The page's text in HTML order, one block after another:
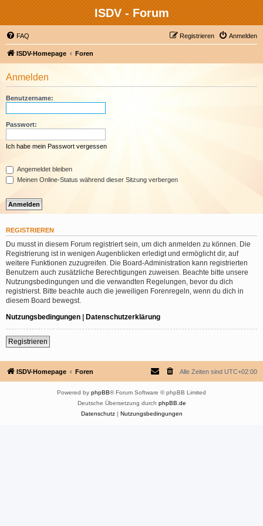
ISDV - Forum
FAQ Anmelden
Registrieren
ISDV-Homepage Foren
Anmelden
Benutzername:
Passwort:
Ich habe mein Passwort vergessen
Angemeldet bleiben
Meinen Online-Status während dieser Sitzung verbergen
REGISTRIEREN
Du musst in diesem Forum registriert sein, um dich anmelden zu können. Die
Registrierung ist in wenigen Augenblicken erledigt und ermöglicht dir, auf
weitere Funktionen zuzugreifen. Die Board-Administration kann registrierten
Benutzern auch zusätzliche Berechtigungen zuweisen. Beachte bitte unsere
Nutzungsbedingungen und die verwandten Regelungen, bevor du dich
registrierst. Bitte beachte auch die jeweiligen Forenregeln, wenn du dich in
diesem Board bewegst.
Nutzungsbedingungen | Datenschutzerklärung
Registrieren
ISDV-Homepage Foren Alle Zeiten sind UTC+02:00
Powered by phpBB® Forum Software © phpBB Limited
Deutsche Übersetzung durch phpBB.de
Datenschutz| Nutzungsbedingungen